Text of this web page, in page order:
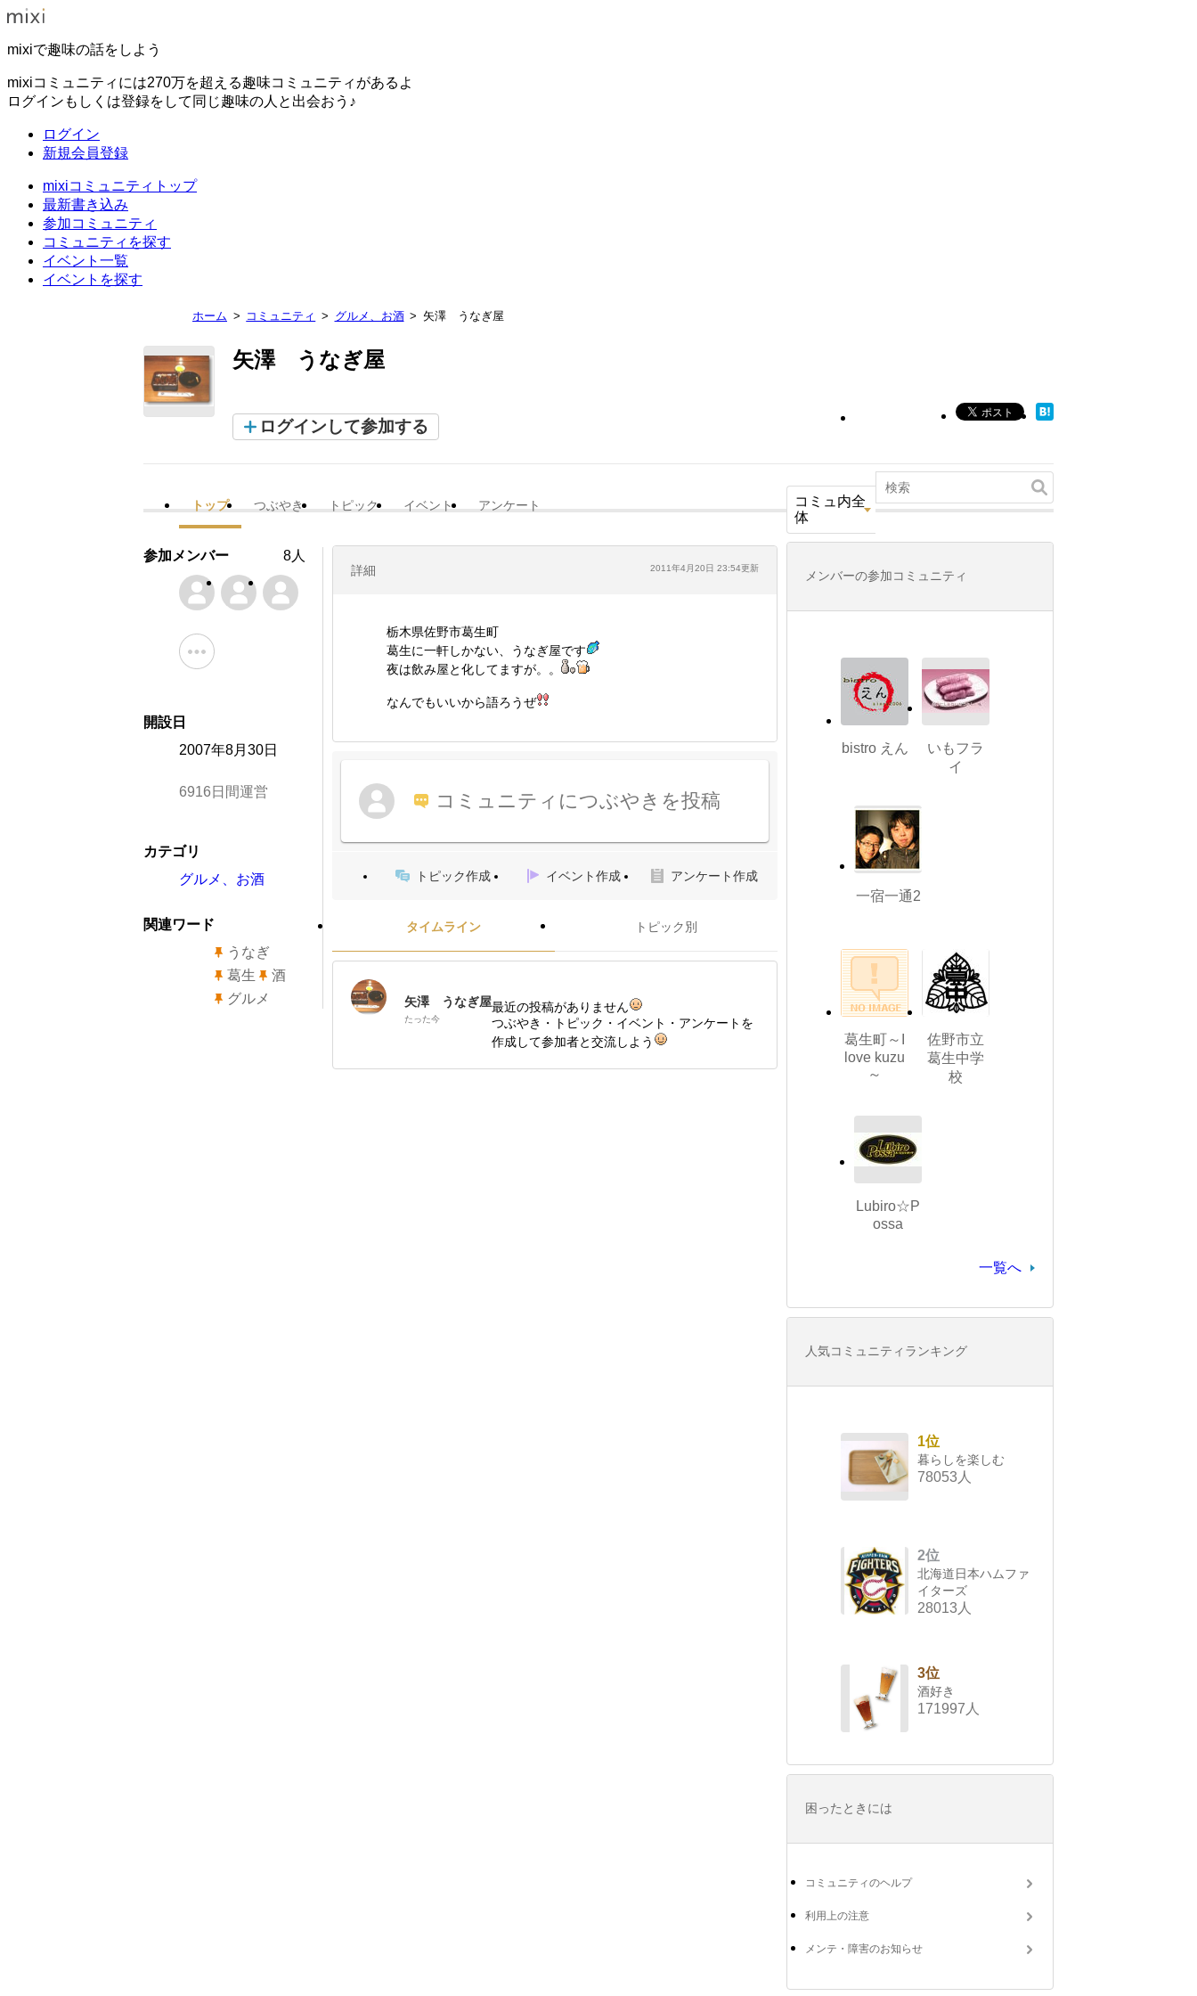
mixiで趣味の話をしよう
mixiコミュニティには270万を超える趣味コミュニティがあるよ
ログインもしくは登録をして同じ趣味の人と出会おう♪
ログイン
新規会員登録
mixiコミュニティトップ
最新書き込み
参加コミュニティ
コミュニティを探す
イベント一覧
イベントを探す
ホーム コミュニティ グルメ、お酒 矢澤 うなぎ屋
矢澤 うなぎ屋
ログインして参加する
トップ つぶやき トピック イベント アンケート
コミュ内全
体
詳細 2011年4月20日 23:54更新
栃木県佐野市葛生町
葛生に一軒しかない、うなぎ屋です
夜は飲み屋と化してますが。。
なんでもいいから語ろうぜ
コミュニティにつぶやきを投稿
トピック作成 イベント作成 アンケート作成
タイムライン トピック別
矢澤 うなぎ屋
たった今
最近の投稿がありません
つぶやき・トピック・イベント・アンケートを
作成して参加者と交流しよう
参加メンバー 8人
開設日
2007年8月30日
6916日間運営
カテゴリ
グルメ、お酒
関連ワード
うなぎ
葛生
酒
グルメ
メンバーの参加コミュニティ
bistro えん
いもフラ
イ
一宿一通2
葛生町～I
love kuzu
～
佐野市立
葛生中学
校
Lubiro☆P
ossa
一覧へ
人気コミュニティランキング
1位
暮らしを楽しむ
78053人
2位
北海道日本ハムファ
イターズ
28013人
3位
酒好き
171997人
困ったときには
コミュニティのヘルプ
利用上の注意
メンテ・障害のお知らせ